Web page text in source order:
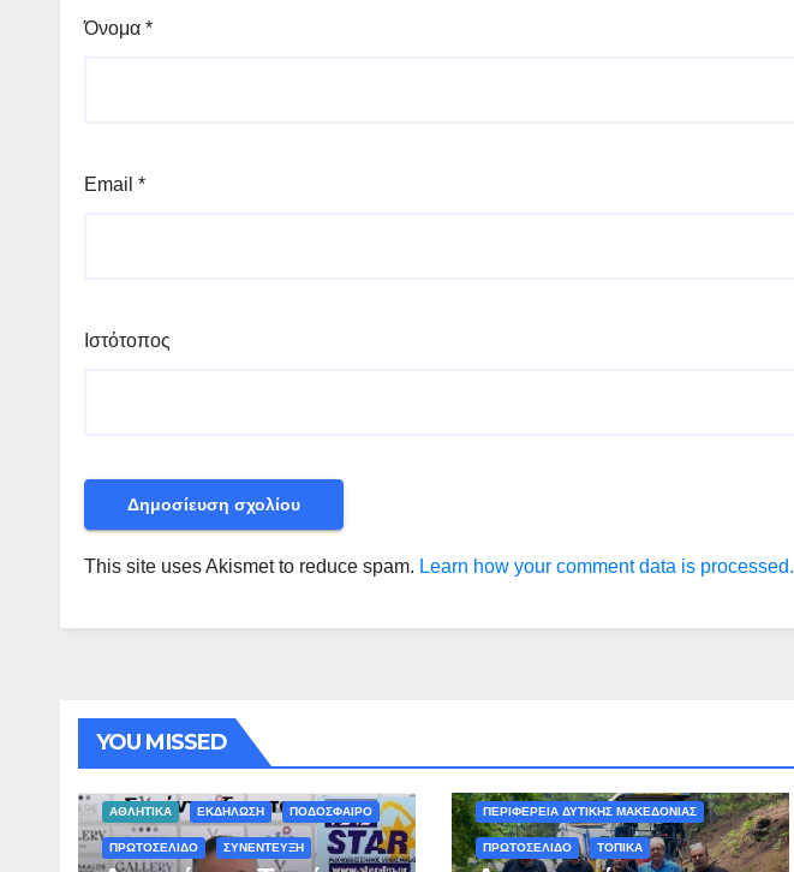
Όνομα *
Email *
Ιστότοπος
This site uses Akismet to reduce spam. Learn how your comment data is processed.
YOU MISSED
ΑΘΛΗΤΙΚΑ ΕΚΔΗΛΩΣΗ ΠΟΔΟΣΦΑΙΡΟ
ΠΡΩΤΟΣΕΛΙΔΟ ΣΥΝΕΝΤΕΥΞΗ
ΠΕΡΙΦΕΡΕΙΑ ΔΥΤΙΚΗΣ ΜΑΚΕΔΟΝΙΑΣ
ΠΡΩΤΟΣΕΛΙΔΟ ΤΟΠΙΚΑ